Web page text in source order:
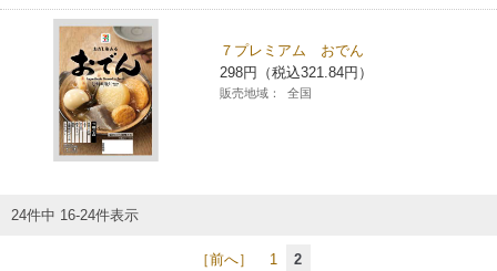
７プレミアム おでん
298円（税込321.84円）
販売地域： 全国
24件中 16-24件表示
［前へ］ 1 2